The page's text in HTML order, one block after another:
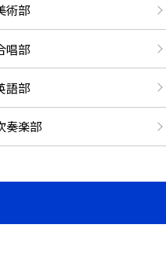
術部
唱部
語部
奏楽部